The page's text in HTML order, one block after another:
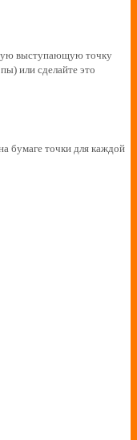
выступающую точку
или сделайте это
бумаге точки для каждой